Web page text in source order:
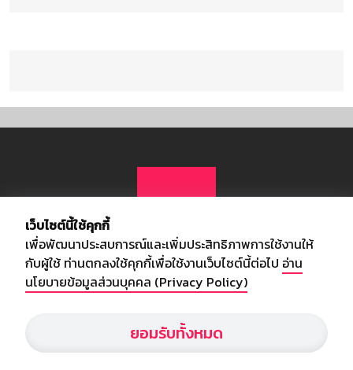
เกี่ยวกับเรา
อัพเดทข่าวสารวงการกีฬา ฟุตบอล ผลบอล ผลฟุตบอลทั่วโลก ฟรีเมียร์
ลีก ไทยลีก ฟุตบอลโลก ยูฟ่าแซมเปี้ยนส์ลีก พร้อมทั้งวิเคราะห์บอล จาก
เว็บไซต์นี้ใช้คุกกี้
เพื่อพัฒนาประสบการณ์และเพิ่มประสิทธิภาพการใช้งานให้
กับผู้ใช้ ท่านตกลงใช้คุกกี้เพื่อใช้งานเว็บไซต์นี้ต่อไป อ่าน
นโยบายข้อมูลส่วนบุคคล (Privacy Policy)
ยอมรับทั้งหมด